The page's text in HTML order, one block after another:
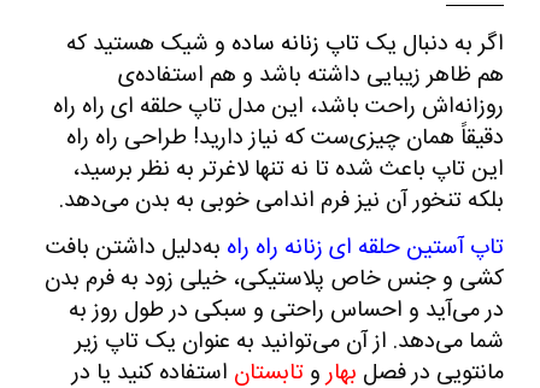
اگر به دنبال یک تاپ زنانه ساده و شیک هستید که
هم ظاهر زیبایی داشته باشد و هم استفاده‌ی
روزانه‌اش راحت باشد، این مدل تاپ حلقه‌ ای راه راه
دقیقاً همان چیزی‌ست که نیاز دارید! طراحی راه‌ راه
این تاپ باعث شده تا نه‌ تنها لاغرتر به نظر برسید،
بلکه تنخور آن نیز فرم اندامی خوبی به بدن می‌دهد.
تاپ آستین حلقه‌ ای زنانه راه‌ راه به‌دلیل داشتن بافت
کشی و جنس خاص پلاستیکی، خیلی زود به فرم بدن
در می‌آید و احساس راحتی و سبکی در طول روز به
شما می‌دهد. از آن می‌توانید به‌ عنوان یک تاپ زیر
مانتویی در فصل بهارو تابستان استفاده کنید یا در